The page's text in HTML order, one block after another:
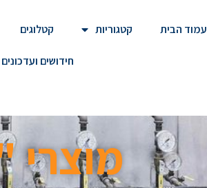
עמוד הבית
קטגוריות קטלוגים
חידושים ועדכונים